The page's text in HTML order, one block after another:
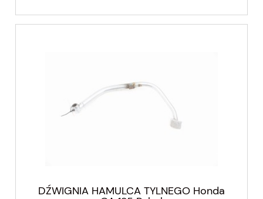
DŹWIGNIA HAMULCA TYLNEGO Honda